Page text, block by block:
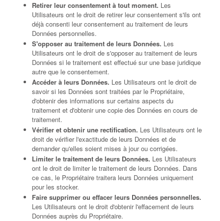
Retirer leur consentement à tout moment. Les
Utilisateurs ont le droit de retirer leur consentement s'ils ont
déjà consenti leur consentement au traitement de leurs
Données personnelles.
S'opposer au traitement de leurs Données. Les
Utilisateurs ont le droit de s'opposer au traitement de leurs
Données si le traitement est effectué sur une base juridique
autre que le consentement.
Accéder à leurs Données. Les Utilisateurs ont le droit de
savoir si les Données sont traitées par le Propriétaire,
d'obtenir des informations sur certains aspects du
traitement et d'obtenir une copie des Données en cours de
traitement.
Vérifier et obtenir une rectification. Les Utilisateurs ont le
droit de vérifier l'exactitude de leurs Données et de
demander qu'elles soient mises à jour ou corrigées.
Limiter le traitement de leurs Données. Les Utilisateurs
ont le droit de limiter le traitement de leurs Données. Dans
ce cas, le Propriétaire traitera leurs Données uniquement
pour les stocker.
Faire supprimer ou effacer leurs Données personnelles.
Les Utilisateurs ont le droit d'obtenir l'effacement de leurs
Données auprès du Propriétaire.